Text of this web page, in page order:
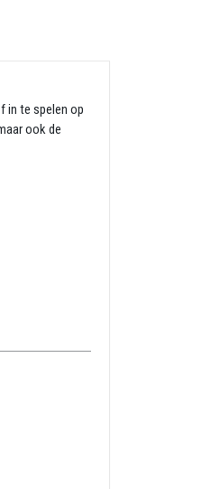
in te spelen op
ook de